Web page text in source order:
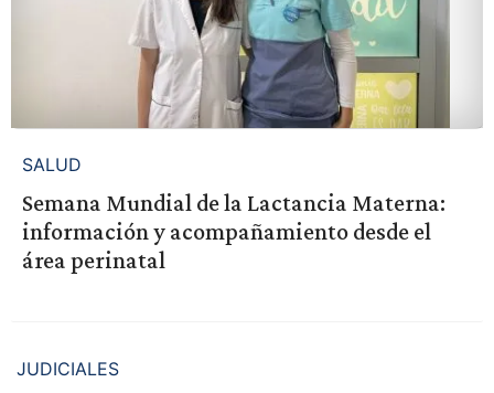
SALUD
Semana Mundial de la Lactancia Materna:
información y acompañamiento desde el
área perinatal
JUDICIALES